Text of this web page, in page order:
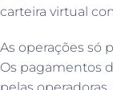
carteira virtual
As operações só
Os pagamentos